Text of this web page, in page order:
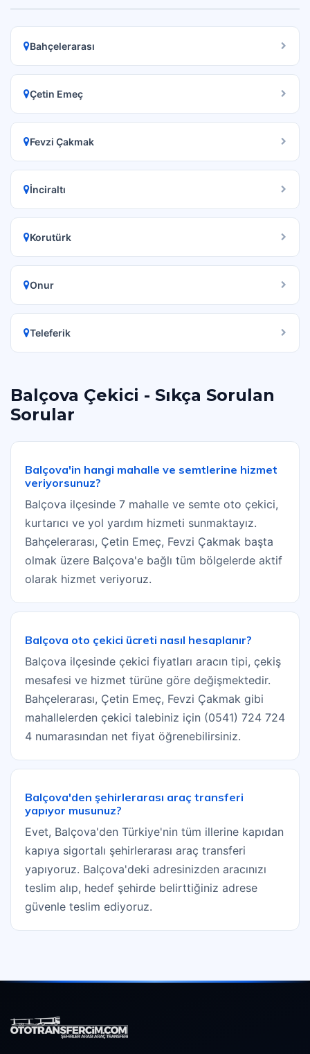
Bahçelerarası
Çetin Emeç
Fevzi Çakmak
İnciraltı
Korutürk
Onur
Teleferik
Balçova Çekici - Sıkça Sorulan
Sorular
Balçova'in hangi mahalle ve semtlerine hizmet
veriyorsunuz?
Balçova ilçesinde 7 mahalle ve semte oto çekici,
kurtarıcı ve yol yardım hizmeti sunmaktayız.
Bahçelerarası, Çetin Emeç, Fevzi Çakmak başta
olmak üzere Balçova'e bağlı tüm bölgelerde aktif
olarak hizmet veriyoruz.
Balçova oto çekici ücreti nasıl hesaplanır?
Balçova ilçesinde çekici fiyatları aracın tipi, çekiş
mesafesi ve hizmet türüne göre değişmektedir.
Bahçelerarası, Çetin Emeç, Fevzi Çakmak gibi
mahallelerden çekici talebiniz için (0541) 724 724
4 numarasından net fiyat öğrenebilirsiniz.
Balçova'den şehirlerarası araç transferi
yapıyor musunuz?
Evet, Balçova'den Türkiye'nin tüm illerine kapıdan
kapıya sigortalı şehirlerarası araç transferi
yapıyoruz. Balçova'deki adresinizden aracınızı
teslim alıp, hedef şehirde belirttiğiniz adrese
güvenle teslim ediyoruz.